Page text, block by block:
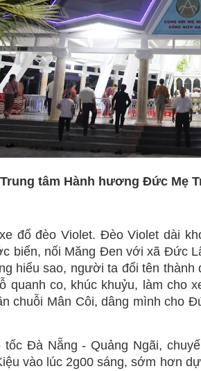
tâm Hành hương Đức Mẹ
đổ đèo Violet. Đèo Violet dài
biển, nối Măng Đen với xã Đức
hiểu sao, người ta đổi tên
quanh co, khúc khuỷu, làm cho
chuỗi Mân Côi, dâng mình cho
tốc Đà Nẵng - Quảng Ngãi,
vào lúc 2g00 sáng, sớm hơn